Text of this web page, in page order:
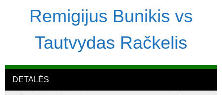
Remigijus Bunikis vs
Tautvydas Račkelis
DETALĖS